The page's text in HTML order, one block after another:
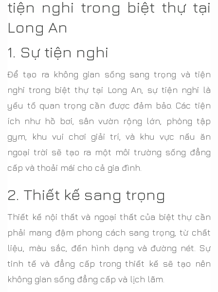
tiện nghi trong biệt thự tại
Long An
1. Sự tiện nghi
Để tạo ra không gian sống sang trọng và tiện
nghi trong biệt thự tại Long An, sự tiện nghi là
yếu tố quan trọng cần được đảm bảo. Các tiện
ích như hồ bơi, sân vườn rộng lớn, phòng tập
gym, khu vui chơi giải trí, và khu vực nấu ăn
ngoại trời sẽ tạo ra một môi trường sống đẳng
cấp và thoải mái cho cả gia đình.
2. Thiết kế sang trọng
Thiết kế nội thất và ngoại thất của biệt thự cần
phải mang đậm phong cách sang trọng, từ chất
liệu, màu sắc, đến hình dạng và đường nét. Sự
tinh tế và đẳng cấp trong thiết kế sẽ tạo nên
không gian sống đẳng cấp và lịch lãm.